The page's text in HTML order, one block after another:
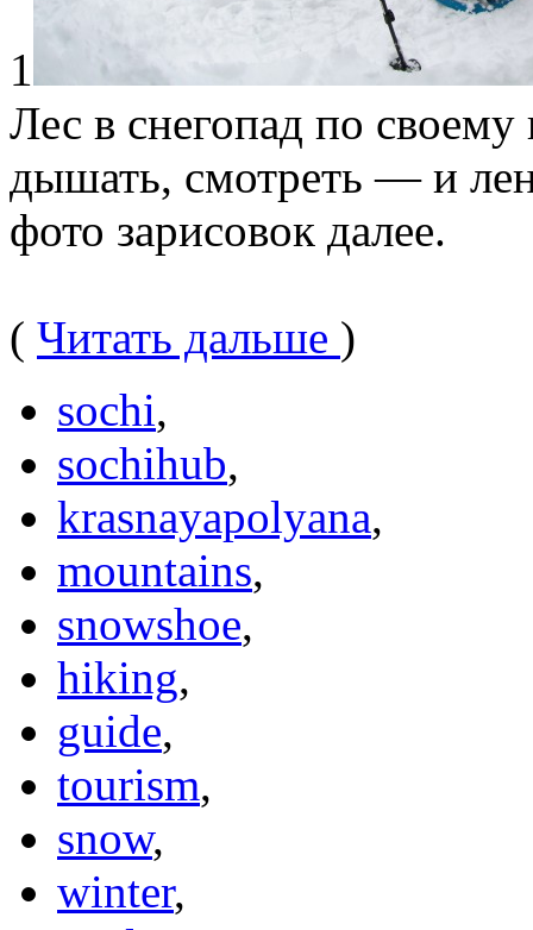
1
Лес в снегопад по своему
дышать, смотреть — и
фото зарисовок далее.
( Читать дальше )
sochi,
sochihub,
krasnayapolyana,
mountains,
snowshoe,
hiking,
guide,
tourism,
snow,
winter,